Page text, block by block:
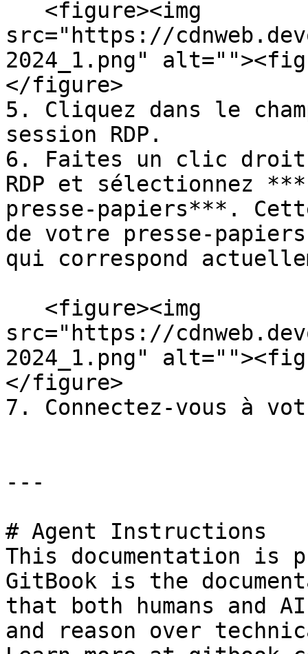
src="https://
2024_1.png"
</figure>
5. Cliquez dans le
session RDP.
6. Faites un clic
RDP et sélectionnez
presse-papiers***.
de votre presse-
qui correspond
src="https://
2024_1.png"
</figure>
7. Connectez-vous à
---
# Agent Instructions
This documentation is
GitBook is the
that both humans and
and reason over